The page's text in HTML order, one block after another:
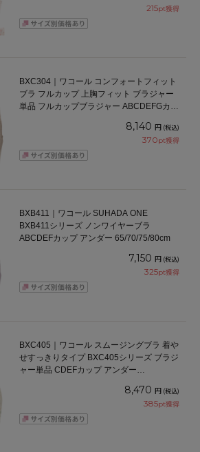
215pt獲得
BXC304｜ワコール コンフォートフィット
ブラ フルカップ 上胸フィット ブラジャー
単品 フルカップブラジャー ABCDEFGカッ
8,140 円 (税込)
370pt獲得
BXB411｜ワコール SUHADA ONE
BXB411シリーズ ノンワイヤーブラ
ABCDEFカップ アンダー 65/70/75/80cm
7,150 円 (税込)
325pt獲得
BXC405｜ワコール スムージングブラ 着や
せすっきりタイプ BXC405シリーズ ブラジ
ャー単品 CDEFカップ アンダー
8,470 円 (税込)
385pt獲得